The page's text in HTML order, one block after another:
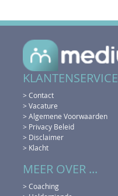
KLANTENSERVICE
> Contact
> Vacature
> Algemene Voorwaarden
> Privacy Beleid
> Disclaimer
> Klacht
MEER OVER ...
> Coaching